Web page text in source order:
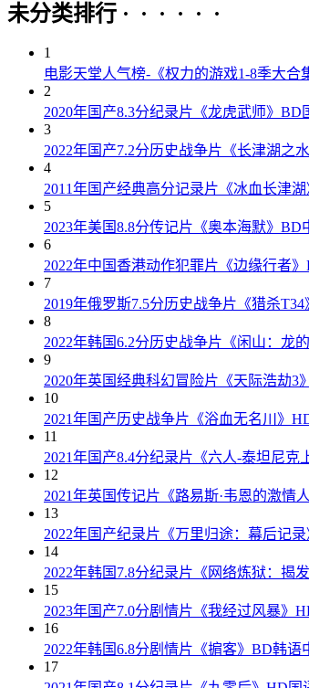
未分类排行 · · · · · ·
1
电影天堂人气榜-《权力的游戏1-8季大合
2
2020年国产8.3分纪录片《龙虎武师》BD
3
2022年国产7.2分历史战争片《长津湖之
4
2011年国产经典高分记录片《冰血长津
5
2023年美国8.8分传记片《奥本海默》BD
6
2022年中国香港动作犯罪片《边缘行者
7
2019年俄罗斯7.5分历史战争片《猎杀
8
2022年韩国6.2分历史战争片《闲山：龙
9
2020年英国经典科幻冒险片《天际浩劫3
10
2021年国产历史战争片《浴血无名川》
11
2021年国产8.4分纪录片《六人-泰坦尼克
12
2021年英国传记片《路易斯·韦恩的激情
13
2022年国产纪录片《万里归途：幕后记
14
2022年韩国7.8分纪录片《网络炼狱：揭
15
2023年国产7.0分剧情片《我经过风暴》
16
2022年韩国6.8分剧情片《掮客》BD韩语
17